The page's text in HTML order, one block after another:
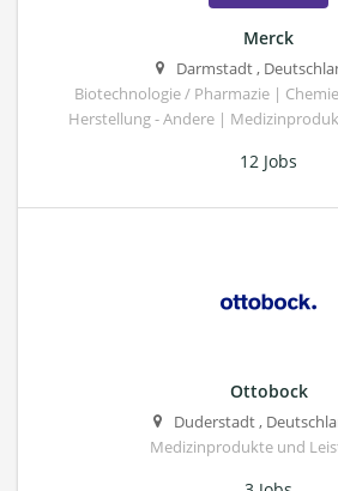
Merck
Darmstadt,
Biotechnologie / Pharmazie |
Herstellung - Andere |
12 Jobs
Ottobock
Duderstadt,
Medizinprodukte und